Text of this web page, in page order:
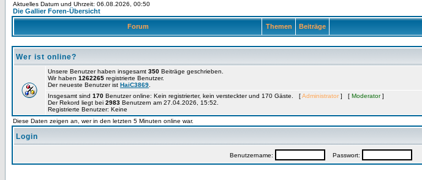
Aktuelles Datum und Uhrzeit: 06.08.2026, 00:50
Die Gallier Foren-Übersicht
Forum Themen Beiträge
Wer ist online?
Unsere Benutzer haben insgesamt 350 Beiträge geschrieben.
Wir haben 1262265 registrierte Benutzer.
Der neueste Benutzer ist HaiC3869
Insgesamt sind 170 Benutzer online: Kein registrierter, kein versteckter und 170 Gäste. [Administrator ] [ Moderator]
Der Rekord liegt bei 2983 Benutzern am 27.04.2026, 15:52.
Registrierte Benutzer: Keine
Diese Daten zeigen an, wer in den letzten 5 Minuten online war.
Login
Benutzername: Passwort: